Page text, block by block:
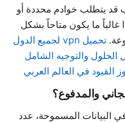
قد يتطلب خوادم محددة أو
غالباً ما يكون متاحاً بشكل
تحميل vpn لجميع الدول
الحلول والتوجيه الشامل
القيود في العالم العربي
البيانات المسموحة، عدد